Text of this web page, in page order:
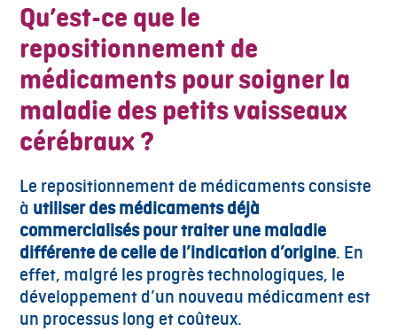
Qu’est-ce que le
repositionnement de
médicaments pour soigner la
maladie des petits vaisseaux
cérébraux ?
Le repositionnement de médicaments consiste
à utiliser des médicaments déjà
commercialisés pour traiter une maladie
différente de celle de l’indication d’origine. En
effet, malgré les progrès technologiques, le
développement d’un nouveau médicament est
un processus long et coûteux.